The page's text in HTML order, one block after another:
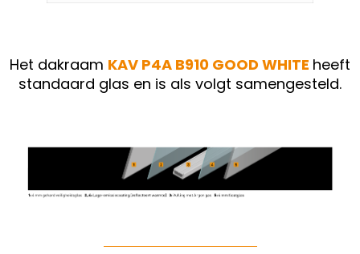
Het dakraam KAV P4A B910 GOOD WHITE heeft
standaard glas en is als volgt samengesteld.